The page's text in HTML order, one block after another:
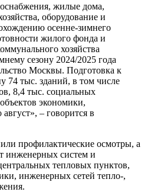
жилые дома,
оборудование и
осенне-зимнего
жилого фонда и
хозяйства
сезону 2024/2025 года
Москвы. Подготовка к
74 тыс. зданий, в том числе
8,4 тыс. социальных
экономики,
– говорится в
профилактические осмотры, а
инженерных систем и
тепловых пунктов,
инженерных сетей тепло-,